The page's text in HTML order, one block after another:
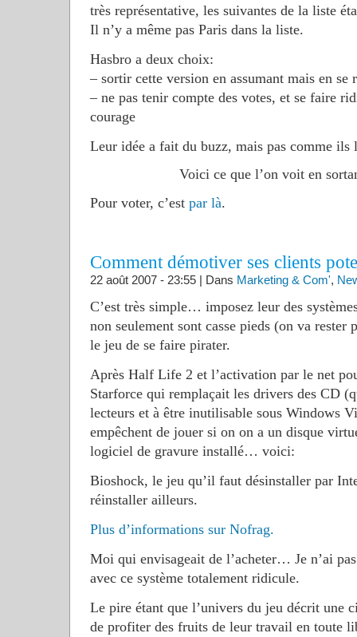
très représentative, les suivantes de la liste
Il n’y a même pas Paris dans la liste.
Hasbro a deux choix:
– sortir cette version en assumant mais en se
– ne pas tenir compte des votes, et se faire
courage
Leur idée a fait du buzz, mais pas comme
Voici ce que l’on voit en
Pour voter, c’est par là.
Comment démotiver ses clients
22 août 2007 - 23:55 | Dans Marketing & Com',
C’est très simple… imposez leur des
non seulement sont casse pieds (on va rester
le jeu de se faire pirater.
Après Half Life 2 et l’activation par le net
Starforce qui remplaçait les drivers des CD
lecteurs et à être inutilisable sous Windows
empêchent de jouer si on on a un disque
logiciel de gravure installé… voici:
Bioshock, le jeu qu’il faut désinstaller par
réinstaller ailleurs.
Plus d’informations sur Nofrag.
Moi qui envisageait de l’acheter… Je n’ai
avec ce système totalement ridicule.
Le pire étant que l’univers du jeu décrit une
de profiter des fruits de leur travail en toute